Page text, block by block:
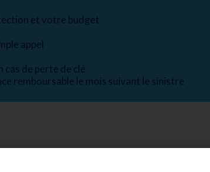
et votre budget
appel
cas de perte de clé
remboursable le mois suivant le sinistre